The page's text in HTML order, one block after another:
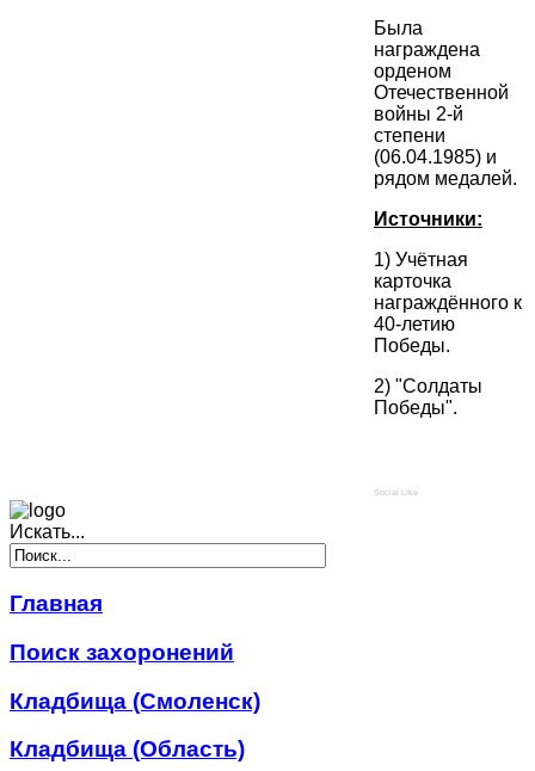
Была
награждена
орденом
Отечественной
войны 2-й
степени
(06.04.1985) и
рядом медалей.
Источники:
1) Учётная
карточка
награждённого к
40-летию
Победы.
2) "Солдаты
Победы".
Social Like
Искать...
Главная
Поиск захоронений
Кладбища (Смоленск)
Кладбища (Область)